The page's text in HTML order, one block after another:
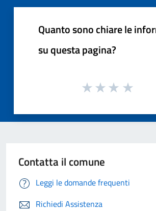
Quanto sono chiare le
su questa pagina?
Contatta il comune
Leggi le domande frequenti
Richiedi Assistenza